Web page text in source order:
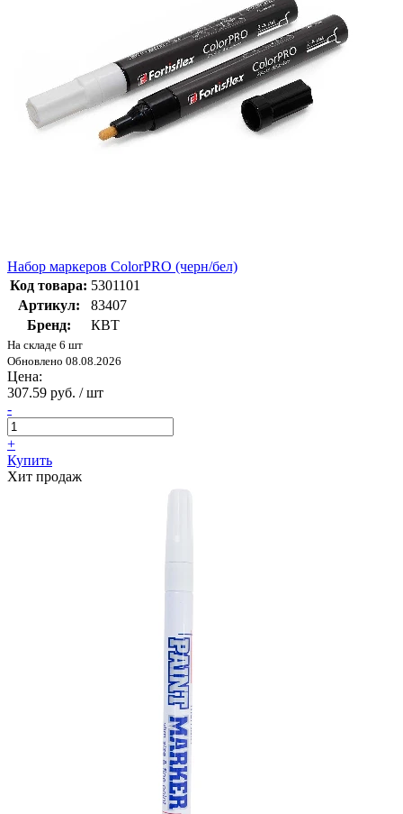
Набор маркеров ColorPRO (черн/бел)
Код товара: 5301101
Артикул:
83407
Бренд:
КВТ
На складе 6 шт
Обновлено 08.08.2026
Цена:
307.59 руб. / шт
-
+
Купить
Хит продаж